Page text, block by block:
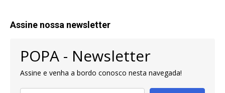
Assine nossa newsletter
POPA - Newsletter
Assine e venha a bordo conosco nesta navegada!